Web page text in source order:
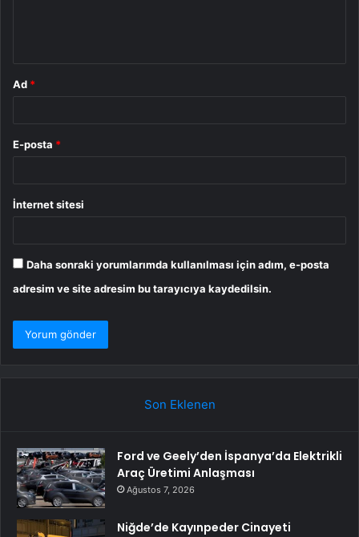
Ad *
E-posta *
İnternet sitesi
Daha sonraki yorumlarımda kullanılması için adım, e-posta
adresim ve site adresim bu tarayıcıya kaydedilsin.
Son Eklenen
Ford ve Geely’den İspanya’da Elektrikli
Araç Üretimi Anlaşması
Ağustos 7, 2026
Niğde’de Kayınpeder Cinayeti